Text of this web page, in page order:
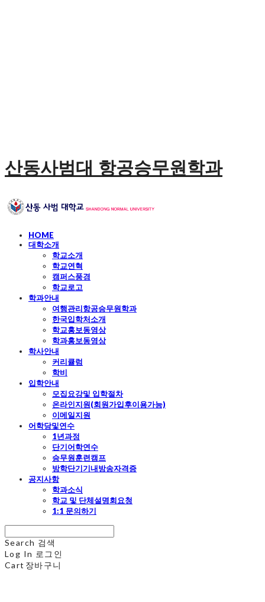
산동사범대 항공승무원학과
HOME
대학소개
학교소개
학교연혁
캠퍼스풍경
학교로고
학과안내
여행관리항공승무원학과
한국입학처소개
학교홍보동영상
학과홍보동영상
학사안내
커리큘럼
학비
입학안내
모집요강및 입학절차
온라인지원(회원가입후이용가능)
이메일지원
어학당및연수
1년과정
단기어학연수
승무원훈련캠프
방학단기기내방송자격증
공지사항
학과소식
학교 및 단체설명회요청
1:1 문의하기
Search 검색
Log In 로그인
Cart 장바구니